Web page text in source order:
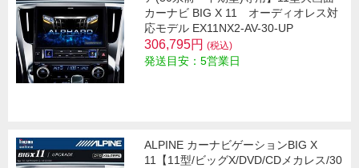
カーナビ BIG X 11 オーディオレス対
応モデル EX11NX2-AV-30-UP
306,795円 (税込)
発送目安：5営業日
ALPINE カーナビゲーションBIG X
11【11型/ビッグX/DVD/CDメカレス/30